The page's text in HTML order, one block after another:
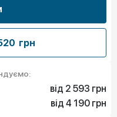
грн
від 2 593 грн
2 593 грн
від 4 190 грн